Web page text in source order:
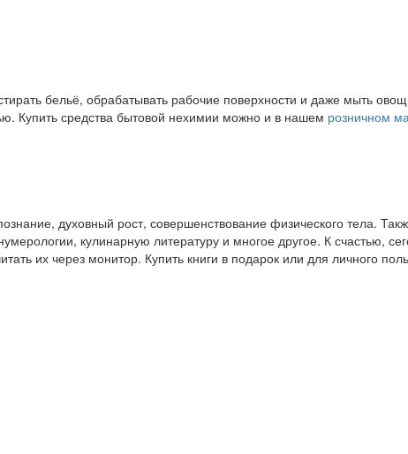
бельё, обрабатывать рабочие поверхности и даже мыть
Купить средства бытовой нехимии можно и в нашем розничном
духовный рост, совершенствование физического тела.
кулинарную литературу и многое другое. К счастью,
их через монитор. Купить книги в подарок или для личного